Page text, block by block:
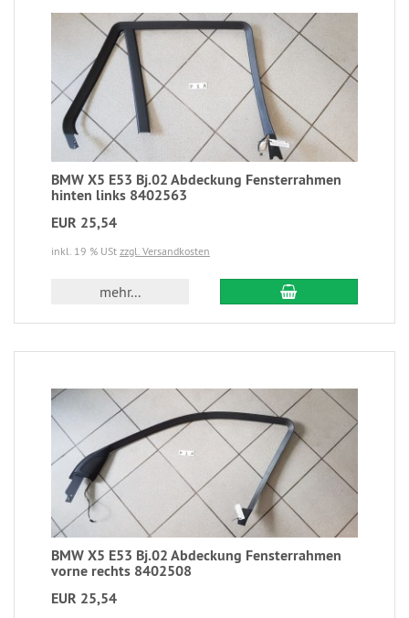
BMW X5 E53 Bj.02 Abdeckung Fensterrahmen
hinten links 8402563
EUR 25,54
inkl. 19 % USt zzgl. Versandkosten
mehr...
BMW X5 E53 Bj.02 Abdeckung Fensterrahmen
vorne rechts 8402508
EUR 25,54